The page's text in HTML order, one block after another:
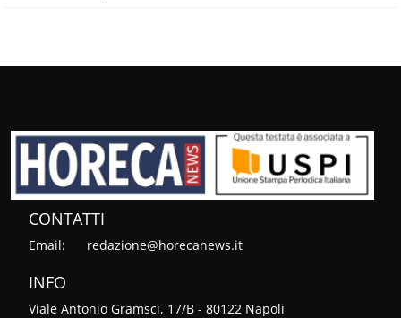
CONTATTI
Email: redazione@horecanews.it
INFO
Viale Antonio Gramsci, 17/B - 80122 Napoli